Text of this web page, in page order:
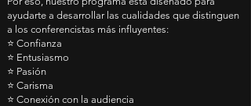
ayudarte a desarrollar las cualidades que distinguen
a los conferencistas más influyentes:
⭐ Confianza
⭐ Entusiasmo
⭐ Pasión
⭐ Carisma
⭐ Conexión con la audiencia